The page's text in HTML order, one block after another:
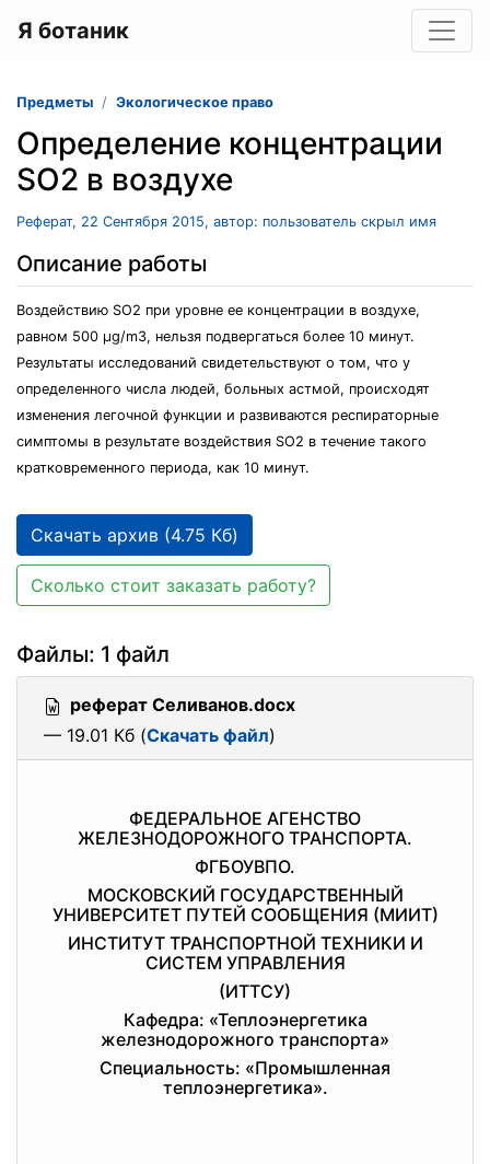
Я ботаник
Предметы Экологическое право
Определение концентрации
SO2 в воздухе
Реферат, 22 Сентября 2015, автор: пользователь скрыл имя
Описание работы
Воздействию SO2 при уровне ее концентрации в воздухе,
равном 500 µg/m3, нельзя подвергаться более 10 минут.
Результаты исследований свидетельствуют о том, что у
определенного числа людей, больных астмой, происходят
изменения легочной функции и развиваются респираторные
симптомы в результате воздействия SO2 в течение такого
кратковременного периода, как 10 минут.
Скачать архив (4.75 Кб)
Сколько стоит заказать работу?
Файлы: 1 файл
реферат Селиванов.docx
— 19.01 Кб (Скачать файл)
ФЕДЕРАЛЬНОЕ АГЕНСТВО
ЖЕЛЕЗНОДОРОЖНОГО ТРАНСПОРТА.
ФГБОУВПО.
МОСКОВСКИЙ ГОСУДАРСТВЕННЫЙ
УНИВЕРСИТЕТ ПУТЕЙ СООБЩЕНИЯ (МИИТ)
ИНСТИТУТ ТРАНСПОРТНОЙ ТЕХНИКИ И
СИСТЕМ УПРАВЛЕНИЯ
(ИТТСУ)
Кафедра: «Теплоэнергетика
железнодорожного транспорта»
Специальность: «Промышленная
теплоэнергетика».